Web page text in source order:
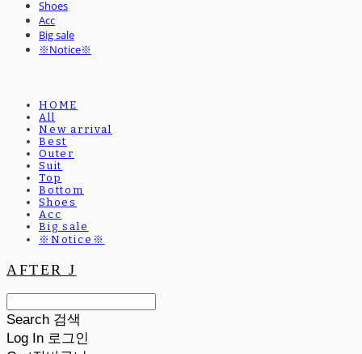
Shoes
Acc
Big sale
※Notice※
HOME
All
New arrival
Best
Outer
Suit
Top
Bottom
Shoes
Acc
Big sale
※Notice※
AFTER J
Search 검색
Log In 로그인